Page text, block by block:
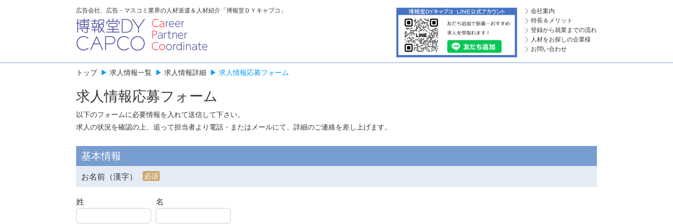
広告会社、広告・マスコミ業界の人材派遣＆人材紹介「博報堂ＤＹキャプコ」
会社案内
特長＆メリット
登録から就業までの流れ
人材をお探しの企業様
お問い合わせ
トップ ▶ 求人情報一覧 ▶ 求人情報詳細 ▶ 求人情報応募フォーム
求人情報応募フォーム
以下のフォームに必要情報を入れて送信して下さい。
求人の状況を確認の上、追って担当者より電話・またはメールにて、詳細のご連絡を差し上げます。
基本情報
お名前（漢字） 必須
姓 名